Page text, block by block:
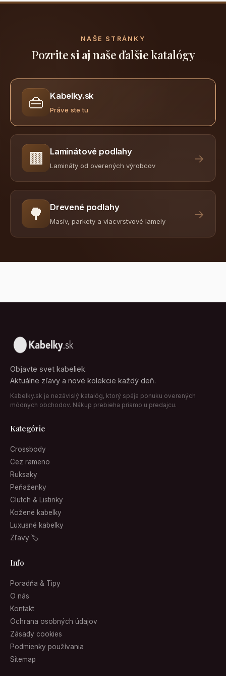
NAŠE STRÁNKY
Pozrite si aj naše ďalšie katalógy
👜 Kabelky.sk
Práve ste tu
🟫 Laminátové podlahy
Lamináty od overených výrobcov
→
🌳 Drevené podlahy
Masív, parkety a viacvrstvové lamely
→
Objavte svet kabeliek.
Aktuálne zľavy a nové kolekcie každý deň.
Kabelky.sk je nezávislý katalóg, ktorý spája ponuku overených
módnych obchodov. Nákup prebieha priamo u predajcu.
Kategórie
Crossbody
Cez rameno
Ruksaky
Peňaženky
Clutch & Listinky
Kožené kabelky
Luxusné kabelky
Zľavy 🏷
Info
Poradňa & Tipy
O nás
Kontakt
Ochrana osobných údajov
Zásady cookies
Podmienky používania
Sitemap